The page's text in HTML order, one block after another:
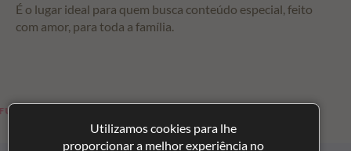
É o lugar ideal para quem busca conteúdo especial, feito
com amor, para toda a família.
Utilizamos cookies para lhe
proporcionar a melhor experiência no